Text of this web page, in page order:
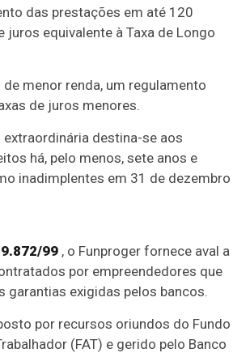
das prestações em até 120
juros equivalente à Taxa de Longo
de menor renda, um regulamento
de juros menores.
extraordinária destina-se aos
há, pelo menos, sete anos e
inadimplentes em 31 de dezembro
99 , o Funproger fornece aval a
por empreendedores que
garantias exigidas pelos bancos.
por recursos oriundos do Fundo
(FAT) e gerido pelo Banco